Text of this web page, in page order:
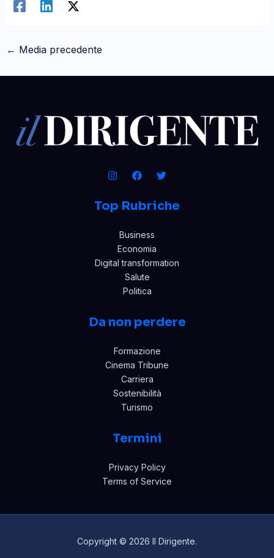
← Media precedente
Top Rubriche
Business
Economia
Digital transformation
Salute
Politica
Da non perdere
Formazione
Cinema Tribune
Carriera
Sostenibilità
Turismo
Termini
Privacy Policy
Terms of Service
Copyright © 2026 Il Dirigente.